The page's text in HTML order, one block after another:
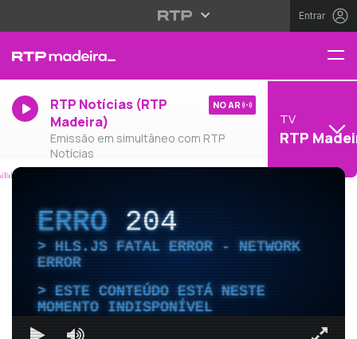
Entrar
RTP Notícias (RTP
Madeira)
Emissão em simultâneo com RTP
Notícias
NO AR
TV
RTP
ERRO204
HLS.JS FATAL ERROR - NETWORK
ERROR
ESTE CONTEÚDO ESTÁ NESTE
MOMENTO INDISPONÍVEL